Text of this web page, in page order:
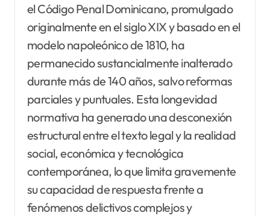
el Código Penal Dominicano, promulgado
originalmente en el siglo XIX y basado en el
modelo napoleónico de 1810, ha
permanecido sustancialmente inalterado
durante más de 140 años, salvo reformas
parciales y puntuales. Esta longevidad
normativa ha generado una desconexión
estructural entre el texto legal y la realidad
social, económica y tecnológica
contemporánea, lo que limita gravemente
su capacidad de respuesta frente a
fenómenos delictivos complejos y